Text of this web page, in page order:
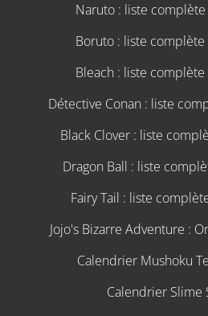
Naruto : liste
Boruto : liste
Bleach : liste
Détective Conan : liste
Black Clover : liste
Dragon Ball : liste
Fairy Tail : liste
Jojo's Bizarre Adventure :
Calendrier Mushoku
Calendrier Slime